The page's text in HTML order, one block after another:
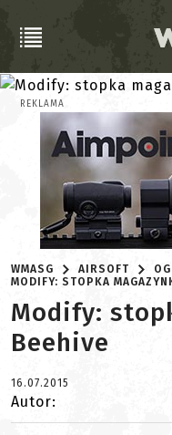
REKLAMA
WMASG AIRSOFT
MODIFY: STOPKA
Modify:
Beehive
16.07.2015
Autor: